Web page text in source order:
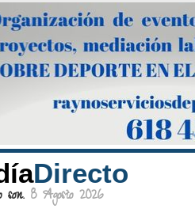
Directo
8 Agosto 2026